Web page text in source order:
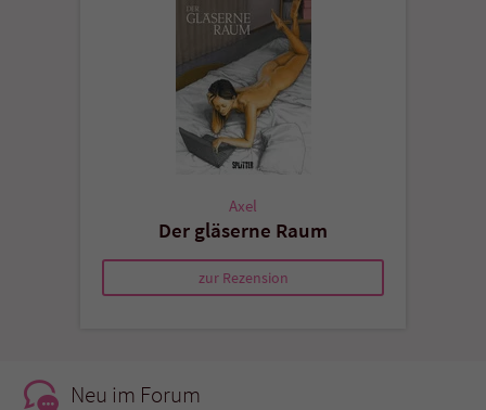
Axel
Der gläserne Raum
zur Rezension
Neu im Forum